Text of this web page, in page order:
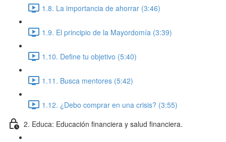
1.8. La importancia de ahorrar (3:46)
1.9. El principio de la Mayordomía (3:39)
1.10. Define tu objetivo (5:40)
1.11. Busca mentores (5:42)
1.12. ¿Debo comprar en una crisis? (3:55)
2. Educa: Educación financiera y salud financiera.